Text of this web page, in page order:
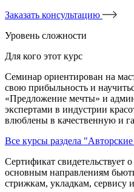
Заказать консультацию
Уровень сложности
Для кого этот курс
Семинар ориентирован на
свою прибыльность и
«Предложение мечты» и
экспертами в индустрии
влюблены в качественную и
Все курсы раздела
Сертификат свидетельствует
основным направлениям
стрижкам, укладкам, сервису